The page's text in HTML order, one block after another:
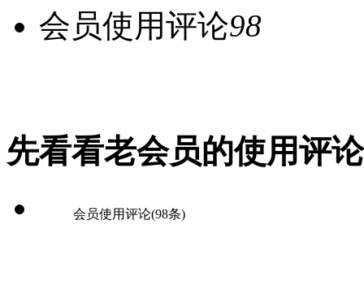
会员使用评论98
先看看老会员的使用评
会员使用评论(98条)